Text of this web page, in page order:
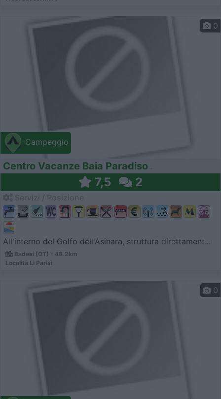
Campeggio
0
Centro Vacanze Baia Paradiso
7,5 2
All'interno del Golfo dell'Asinara, struttura direttament...
Badesi (OT) - 48.2km
Località Li Parisi
0